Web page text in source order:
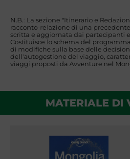
N.B.: La sezione "Itinerario e
racconto-relazione di una
scritta e aggiornata dai partecipanti
Costituisce lo schema del
di modifiche sulla base delle
dell'autogestione del viaggio,
viaggi proposti da Avventure nel
MATERIALE DI